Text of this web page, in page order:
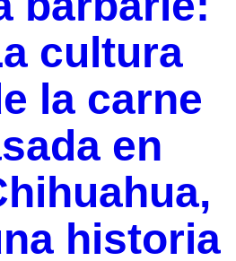
cultura
la carne
en
historia